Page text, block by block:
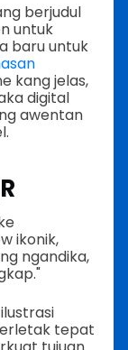
berjudul
untuk
baru untuk
kang jelas,
digital
awentan
ikonik,
ngandika,
tepat